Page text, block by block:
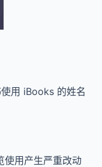
用 iBooks 的姓名
使用产生严重改动